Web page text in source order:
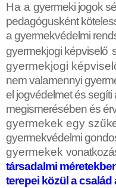
Ha a gyermeki jogok
pedagógusként
a gyermekvédelmi
gyermekjogi képviselő
gyermekjogi képvisel
nem valamennyi
el jogvédelmet és segíti
megismerésében és
gyermekek egy szű
gyermekvédelmi
gyermekek
társadalmi
terepei közül a család